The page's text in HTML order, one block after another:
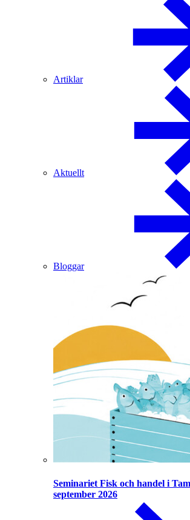
Artiklar
Aktuellt
Bloggar
Seminariet Fisk och handel i
september 2026